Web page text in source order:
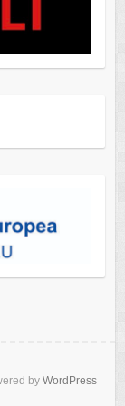
by WordPress